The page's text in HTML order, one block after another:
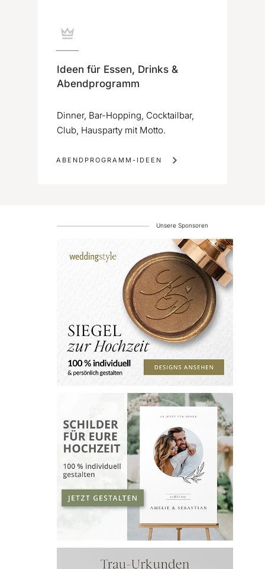
Ideen für Essen, Drinks &
Abendprogramm
Dinner, Bar-Hopping, Cocktailbar,
Club, Hausparty mit Motto.
ABENDPROGRAMM-IDEEN
Unsere Sponsoren